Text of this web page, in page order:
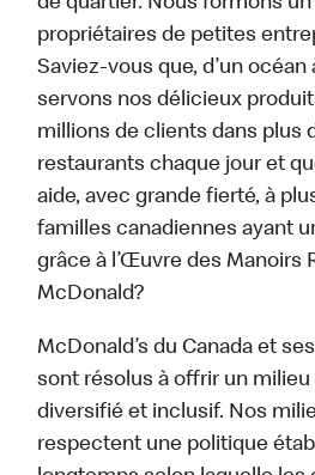
propriétaires de petites
Saviez-vous que, d’un océan
servons nos délicieux
millions de clients dans plus
restaurants chaque jour et
aide, avec grande fierté, à
familles canadiennes ayant
grâce à l’Œuvre des Manoirs
McDonald?
McDonald’s du Canada et
sont résolus à offrir un milieu
diversifié et inclusif. Nos
respectent une politique